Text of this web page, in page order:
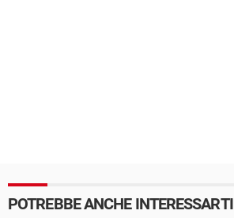
POTREBBE ANCHE INTERESSARTI